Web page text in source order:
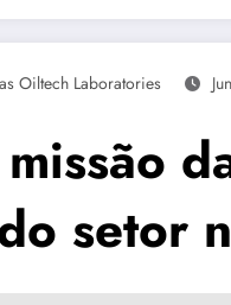
Oiltech Laboratories
setor